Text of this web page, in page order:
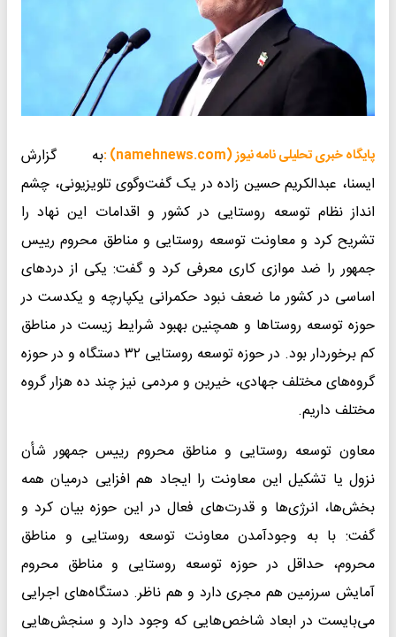
پایگاه خبری تحلیلی نامه نیوز (namehnews.com) :
به گزارش
ایسنا، عبدالکریم حسین زاده در یک گفت‌وگوی تلویزیونی، چشم
انداز نظام توسعه روستایی در کشور و اقدامات این نهاد را
تشریح کرد و معاونت توسعه روستایی و مناطق محروم رییس
جمهور را ضد موازی کاری معرفی کرد و گفت: یکی از دردهای
اساسی در کشور ما ضعف نبود حکمرانی یکپارچه و یکدست در
حوزه توسعه روستاها و همچنین بهبود شرایط زیست در مناطق
کم برخوردار بود. در حوزه توسعه روستایی ۳۲ دستگاه و در حوزه
گروه‌های مختلف جهادی، خیرین و مردمی نیز چند ده هزار گروه
مختلف داریم.
معاون توسعه روستایی و مناطق محروم رییس جمهور شأن
نزول یا تشکیل این معاونت را ایجاد هم افزایی درمیان همه
بخش‌ها، انرژی‌ها و قدرت‌های فعال در این حوزه بیان کرد و
گفت: با به وجودآمدن معاونت توسعه روستایی و مناطق
محروم، حداقل در حوزه توسعه روستایی و مناطق محروم
آمایش سرزمین هم مجری دارد و هم ناظر. دستگاه‌های اجرایی
می‌بایست در ابعاد شاخص‌هایی که وجود دارد و سنجش‌هایی